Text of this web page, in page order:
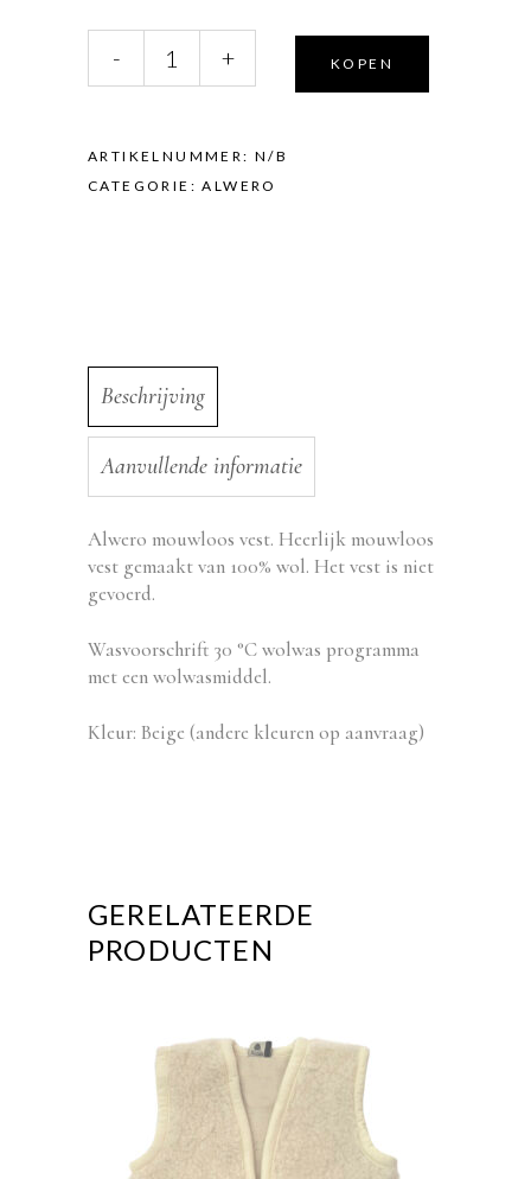
bodywarmer
quantity
- + KOPEN
ARTIKELNUMMER: N/B
CATEGORIE:ALWERO
Beschrijving
Aanvullende informatie
Alwero mouwloos vest. Heerlijk mouwloos
vest gemaakt van 100% wol. Het vest is niet
gevoerd.
Wasvoorschrift 30 °C wolwas programma
met een wolwasmiddel.
Kleur: Beige (andere kleuren op aanvraag)
GERELATEERDE
PRODUCTEN